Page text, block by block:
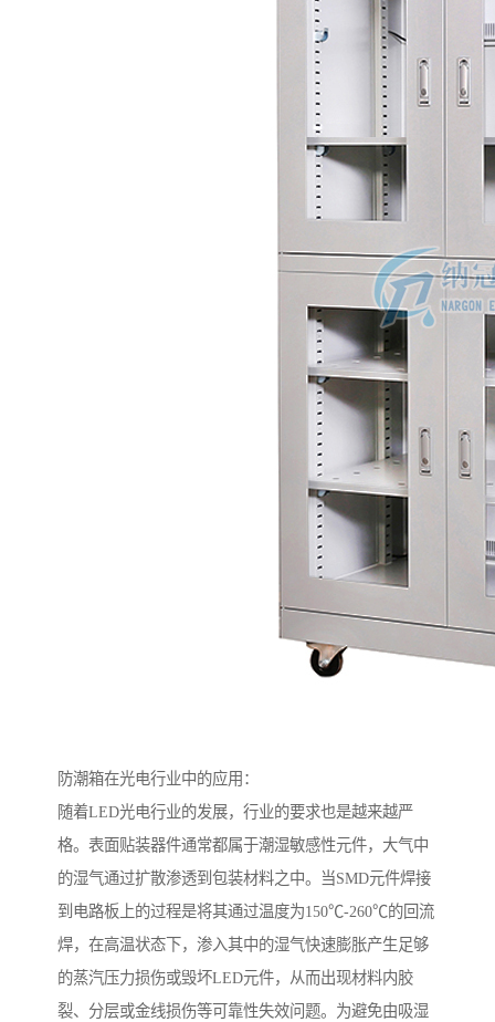
防潮箱在光电行业中的应用：
随着LED光电行业的发展，行业的要求也是越来越严
格。表面贴装器件通常都属于潮湿敏感性元件，大气中
的湿气通过扩散渗透到包装材料之中。当SMD元件焊接
到电路板上的过程是将其通过温度为150℃-260℃的回流
焊，在高温状态下，渗入其中的湿气快速膨胀产生足够
的蒸汽压力损伤或毁坏LED元件，从而出现材料内胶
裂、分层或金线损伤等可靠性失效问题。为避免由吸湿